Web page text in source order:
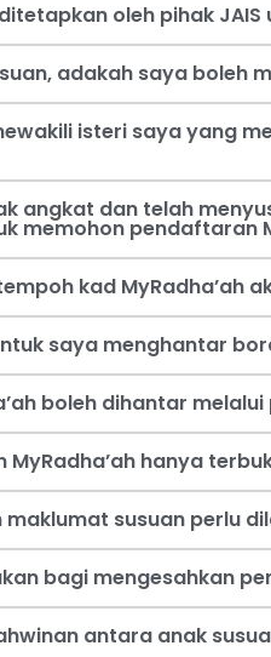
oleh pihak
adakah saya boleh
isteri saya yang
angkat dan telah
memohon pendaftaran
kad MyRadha’ah
saya menghantar
boleh dihantar melalui
MyRadha’ah hanya
maklumat susuan perlu
bagi mengesahkan
antara anak